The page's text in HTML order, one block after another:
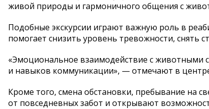
живой природы и гармоничного общения с
Подобные экскурсии играют важную роль в
помогает снизить уровень тревожности, снять
«Эмоциональное взаимодействие сживотными
и навыков коммуникации», —отмечают в
Кроме того, смена обстановки, пребывание на
от повседневных забот и открывают